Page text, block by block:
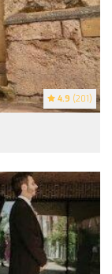
4.9 (201)